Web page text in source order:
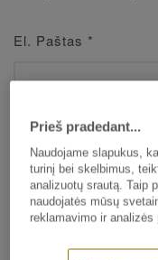
El. Paštas *
Vardas*
Prieš pradedant...
Naudojame slapukus,
turinį bei skelbimus,
analizuotų srautą. Taip
naudojatės mūsų
reklamavimo ir analizės